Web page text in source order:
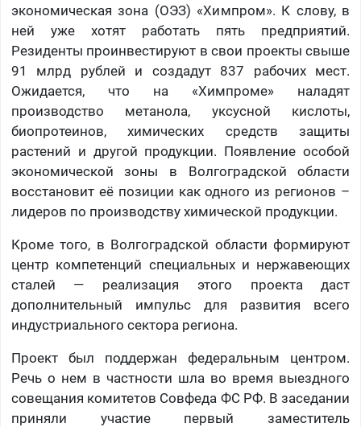
экономическая зона (ОЭЗ) «Химпром». К слову, в
ней уже хотят работать пять предприятий.
Резиденты проинвестируют в свои проекты свыше
91 млрд рублей и создадут 837 рабочих мест.
Ожидается, что на «Химпроме» наладят
производство метанола, уксусной кислоты,
биопротеинов, химических средств защиты
растений и другой продукции. Появление особой
экономической зоны в Волгоградской области
восстановит её позиции как одного из регионов –
лидеров по производству химической продукции.
Кроме того, в Волгоградской области формируют
центр компетенций специальных и нержавеющих
сталей — реализация этого проекта даст
дополнительный импульс для развития всего
индустриального сектора региона.
Проект был поддержан федеральным центром.
Речь о нем в частности шла во время выездного
совещания комитетов Совфеда ФС РФ. В заседании
приняли участие первый заместитель